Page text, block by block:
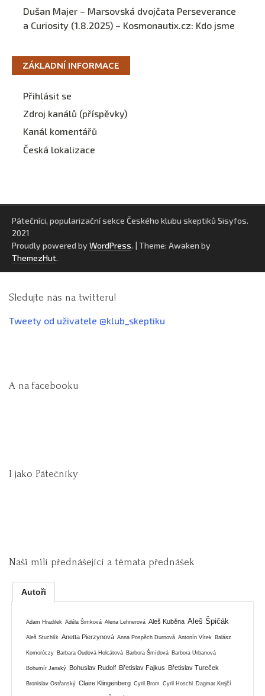
Dušan Majer – Marsovská dvojčata Perseverance
a Curiosity (1.8.2025) – Kosmonautix.cz: Kdo jsme
ZÁKLADNÍ INFORMACE
Přihlásit se
Zdroj kanálů (příspěvky)
Kanál komentářů
Česká lokalizace
Pátečníci, popularizační sekce Českého klubu skeptiků Sisyfos.
2021
Proudly powered by WordPress. | Theme: Awaken by
ThemezHut.
Sledujte nás na twitteru!
Tweety od uživatele @klub_skeptiku
A na facebooku
I jako Pátečníky
Naši milí přednášející a témata přednášek
Autoři
Adam Hradilek Adéla Šimková Alena Lehnerová Aleš Kuběna Aleš Špičák
Aleš Stuchlík Anetta Pierzynová Anna Pospěch Durnová Antonín Vítek Balász
Komoróczy Barbara Oudová Holcátová Barbora Šmídová Barbora Urbanová
Bohumír Janský Bohuslav Rudolf Břetislav Fajkus Břetislav Tureček
Bronislav Ostřanský Claire Klingenberg Cyril Brom Cyril Hoschl Dagmar Krejčí